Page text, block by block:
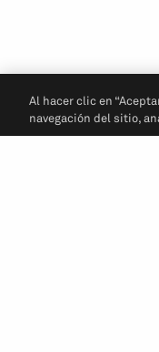
Al hacer clic en
navegación del sitio,